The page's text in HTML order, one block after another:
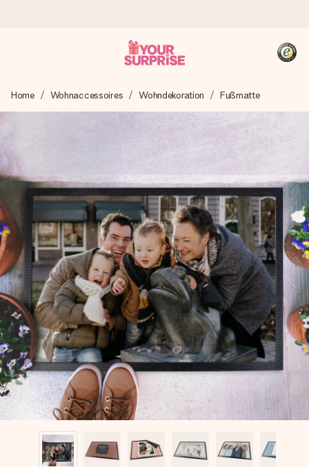
Wir bereiten dein Geschenk sorgfältig vor und schicken es
blitzschnell – damit du es genau zum richtigen Zeitpunkt
überreichen kannst, wenn es am meisten zählt.
4,8 (basierend auf +15.000 Bewertungen)
Unsere Geschenke begeistern. Kunden bewerten uns mit
4,8 bei Google Reviews (Gesamtergebnis aller Länder, in
die wir versenden).
+49 39292 929695
Montag - Freitag : 8:30 - 17:00 Uhr
Samstag - Sonntag : 8:30 - 13:00 Uhr
Home Wohnaccessoires Wohndekoration Fußmatte